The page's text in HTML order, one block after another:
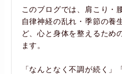
このブログでは、肩こり・
自律神経の乱れ・季節の養
ど、心と身体を整えるため
ます。
「なんとなく不調が続く」